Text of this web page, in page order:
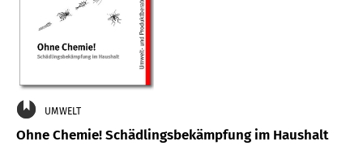
UMWELT
Ohne Chemie! Schädlingsbekämpfung im Haushalt